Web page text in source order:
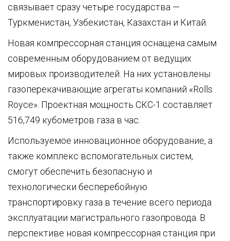
связывает сразу четыре государства —
Туркменистан, Узбекистан, Казахстан и Китай.
Новая компрессорная станция оснащена самым
современным оборудованием от ведущих
мировых производителей. На них установлены
газоперекачивающие агрегаты компаний «Rolls
Royce». Проектная мощность СКС-1 составляет
516,749 кубометров газа в час.
Используемое инновационное оборудование, а
также комплекс вспомогательных систем,
смогут обеспечить безопасную и
технологически бесперебойную
транспортировку газа в течение всего периода
эксплуатации магистрального газопровода. В
перспективе новая компрессорная станция при